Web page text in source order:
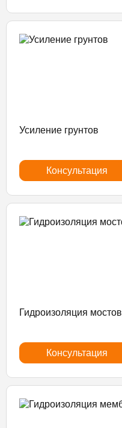
Усиление грунтов
Консультация
Гидроизоляция мостов
Консультация